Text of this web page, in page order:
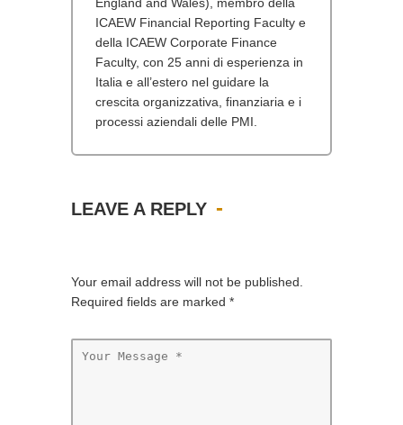
ICAEW Financial Reporting Faculty e
della ICAEW Corporate Finance
Faculty, con 25 anni di esperienza in
Italia e all’estero nel guidare la
crescita organizzativa, finanziaria e i
processi aziendali delle PMI.
LEAVE A REPLY
Your email address will not be published.
Required fields are marked *